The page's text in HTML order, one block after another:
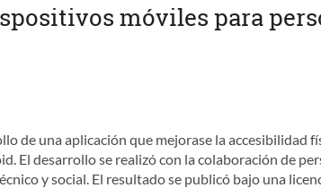
móviles para
de una aplicación que mejorase la accesibilidad
El desarrollo se realizó con la colaboración de
y social. El resultado se publicó bajo una